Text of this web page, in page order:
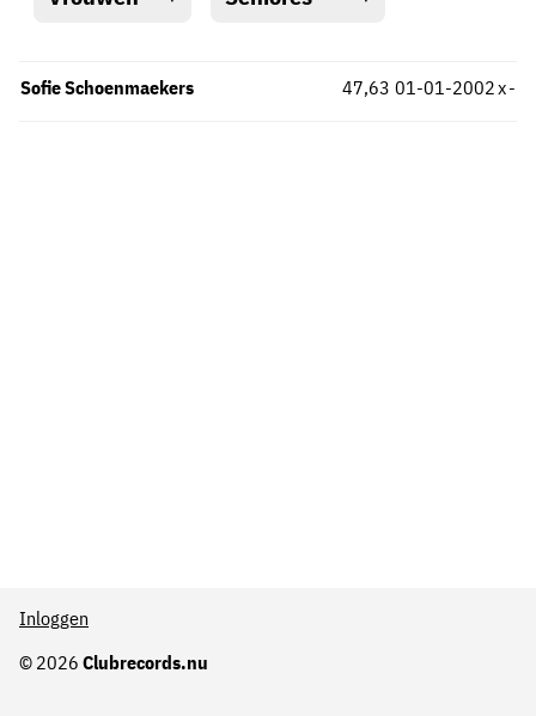
Sofie Schoenmaekers x
47,63 -
01-01-2002
© 2026 Clubrecords.nu
Inloggen